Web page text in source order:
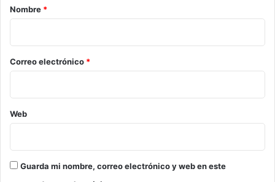
r
o
*
Nombre *
Correo electrónico *
Web
Guarda mi nombre, correo electrónico y web en este